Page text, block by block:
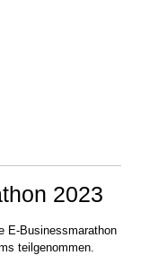
2023
E-Businessmarathon
teilgenommen.